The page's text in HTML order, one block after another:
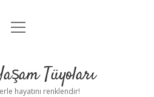
Anasayfa
Uyarı
menüyü
Tüyoları
hayatını renklendir!